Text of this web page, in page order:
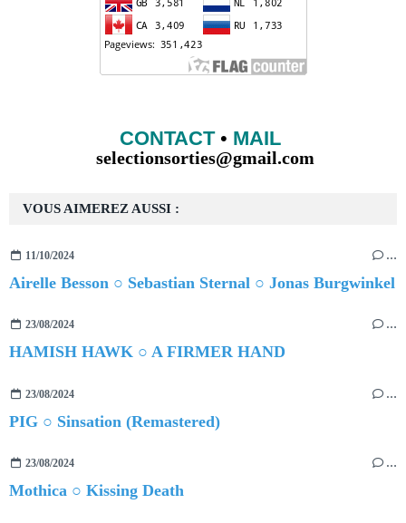
VOUS AIMEREZ AUSSI :
11/10/2024 …
Airelle Besson ○ Sebastian Sternal ○ Jonas Burgwinkel
23/08/2024 …
HAMISH HAWK ○ A FIRMER HAND
23/08/2024 …
PIG ○ Sinsation (Remastered)
23/08/2024 …
Mothica ○ Kissing Death
CONTACT• MAIL
selectionsorties@gmail.com